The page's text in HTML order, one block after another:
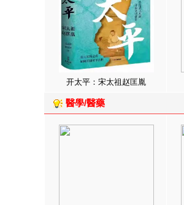
开太平：宋太祖赵匡胤
醫學/醫藥